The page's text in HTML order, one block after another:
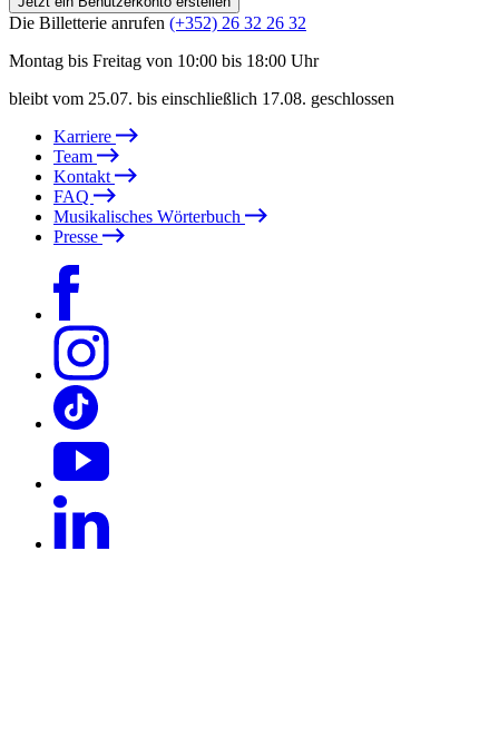
Die Billetterie anrufen (+352) 26 32 26 32
Montag bis Freitag von 10:00 bis 18:00 Uhr
bleibt vom 25.07. bis einschließlich 17.08. geschlossen
Karriere
Team
Kontakt
FAQ
Musikalisches Wörterbuch
Presse